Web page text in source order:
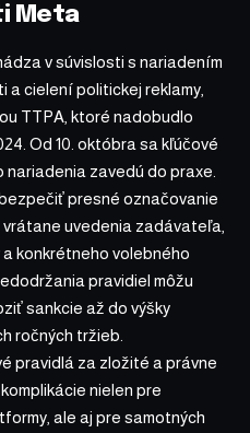
Meta
v súvislosti s nariadením
cielení politickej reklamy,
TTPA, ktoré nadobudlo
Od 10. októbra sa kľúčové
zavedú do praxe.
presné označovanie
vrátane uvedenia zadávateľa,
konkrétneho volebného
pravidiel môžu
sankcie až do výšky
ročných tržieb.
pravidlá za zložité a právne
nielen pre
ale aj pre samotných